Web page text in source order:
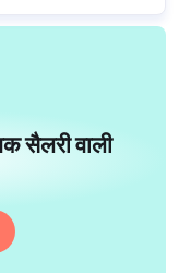
सैलरी वाली